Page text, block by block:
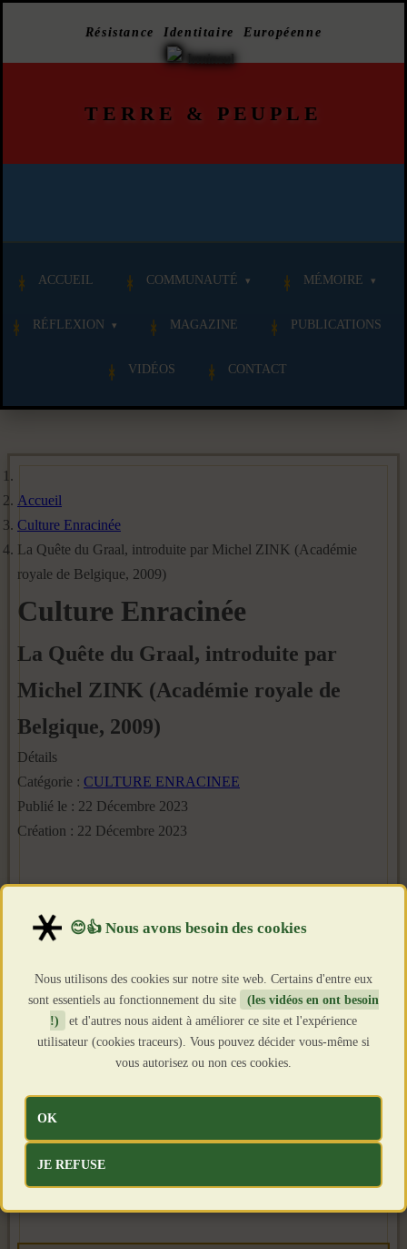
Résistance Identitaire Européenne
TERRE & PEUPLE
ACCUEIL COMMUNAUTÉ MÉMOIRE
RÉFLEXION MAGAZINE PUBLICATIONS
VIDÉOS CONTACT
Accueil
Culture Enracinée
La Quête du Graal, introduite par Michel ZINK (Académie
royale de Belgique, 2009)
Culture Enracinée
La Quête du Graal, introduite par
Michel ZINK (Académie royale de
Belgique, 2009)
Détails
Catégorie : CULTURE ENRACINEE
Publié le : 22 Décembre 2023
Création : 22 Décembre 2023
Nous utilisons des cookies sur notre site web. Certains d'entre eux
sont essentiels au fonctionnement du site
(les vidéos en ont besoin
!)
et d'autres nous aident à améliorer ce site et l'expérience
utilisateur (cookies traceurs). Vous pouvez décider vous-même si
vous autorisez ou non ces cookies.
OK
JE REFUSE